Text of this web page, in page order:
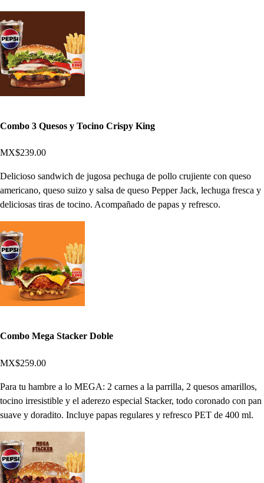
Combo 3 Quesos y Tocino Crispy King
MX$239.00
Delicioso sandwich de jugosa pechuga de pollo crujiente con queso
americano, queso suizo y salsa de queso Pepper Jack, lechuga fresca y
deliciosas tiras de tocino. Acompañado de papas y refresco.
Combo Mega Stacker Doble
MX$259.00
Para tu hambre a lo MEGA: 2 carnes a la parrilla, 2 quesos amarillos,
tocino irresistible y el aderezo especial Stacker, todo coronado con pan
suave y doradito. Incluye papas regulares y refresco PET de 400 ml.